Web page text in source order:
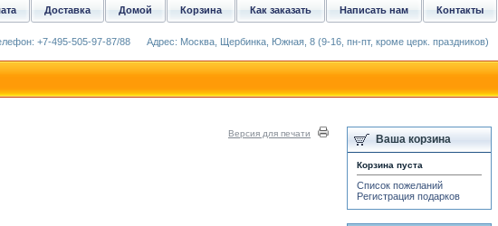
Версия для печати Ваша корзина
Корзина пуста
Список пожеланий
Регистрация подарков
Контакты
Написать нам
Как заказать
Корзина
Домой
Доставка
+7-495-505-97-87/88 Адрес: Москва, Щербинка, Южная, 8 (9-16, пн-пт, кроме церк. праздников)